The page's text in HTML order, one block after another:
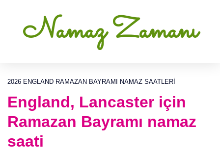
Namaz Zamanı
2026 ENGLAND RAMAZAN BAYRAMI NAMAZ SAATLERI
England, Lancaster için
Ramazan Bayramı namaz
saati